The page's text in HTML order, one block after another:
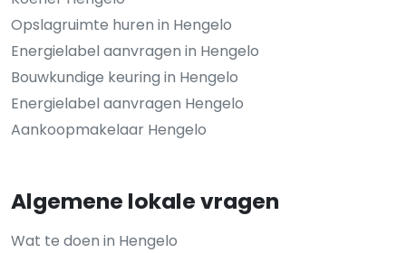
Opslagruimte huren in Hengelo
Energielabel aanvragen in Hengelo
Bouwkundige keuring in Hengelo
Energielabel aanvragen Hengelo
Aankoopmakelaar Hengelo
Algemene lokale vragen
Wat te doen in Hengelo